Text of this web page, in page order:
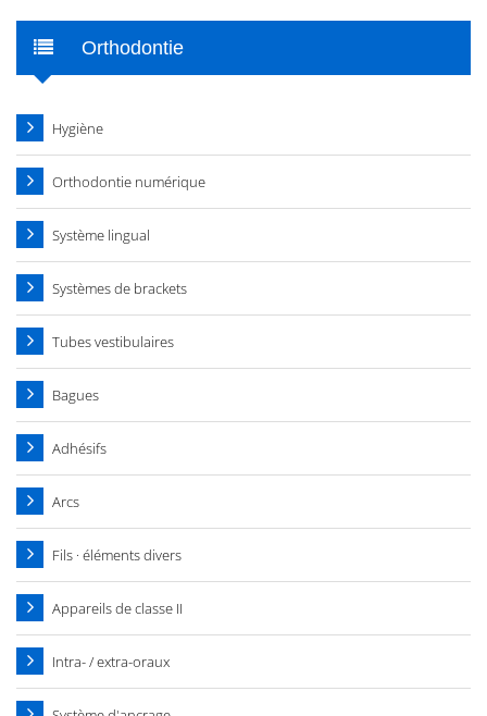
Orthodontie
Hygiène
Orthodontie numérique
Système lingual
Systèmes de brackets
Tubes vestibulaires
Bagues
Adhésifs
Arcs
Fils · éléments divers
Appareils de classe II
Intra- / extra-oraux